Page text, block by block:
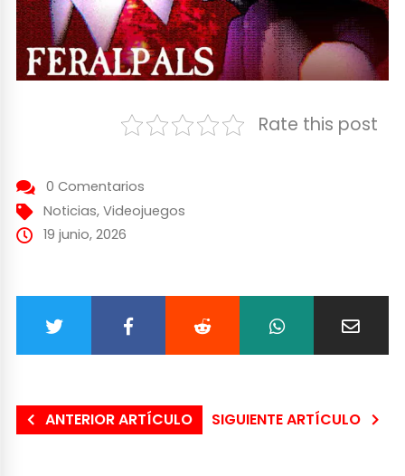
Rate this post
0 Comentarios
Noticias, Videojuegos
19 junio, 2026
ANTERIOR ARTÍCULO SIGUIENTE ARTÍCULO